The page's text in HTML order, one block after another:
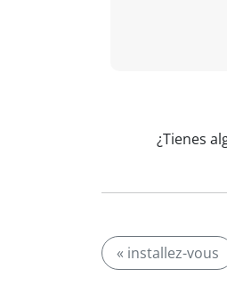
¿Tienes
« installez-vous